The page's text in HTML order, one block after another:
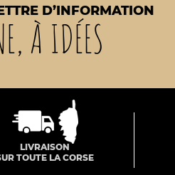
D’INFORMATION
À IDÉES
LIVRAISON
TOUTE LA CORSE